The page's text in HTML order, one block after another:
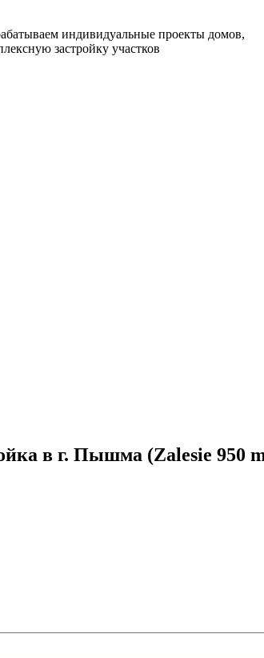
индивидуальные проекты домов,
застройку участков
в г. Пышма (Zalesie 950